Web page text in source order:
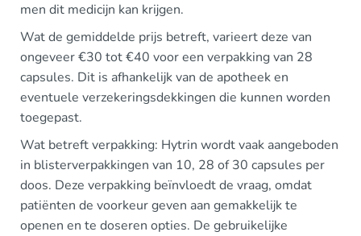
men dit medicijn kan krijgen.
Wat de gemiddelde prijs betreft, varieert deze van
ongeveer €30 tot €40 voor een verpakking van 28
capsules. Dit is afhankelijk van de apotheek en
eventuele verzekeringsdekkingen die kunnen worden
toegepast.
Wat betreft verpakking: Hytrin wordt vaak aangeboden
in blisterverpakkingen van 10, 28 of 30 capsules per
doos. Deze verpakking beïnvloedt de vraag, omdat
patiënten de voorkeur geven aan gemakkelijk te
openen en te doseren opties. De gebruikelijke